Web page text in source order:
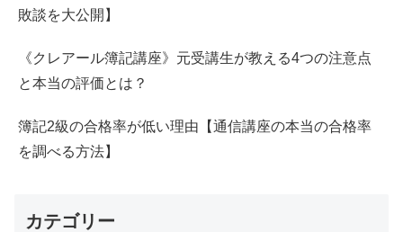
敗談を大公開】
《クレアール簿記講座》元受講生が教える4つの注意点
と本当の評価とは？
簿記2級の合格率が低い理由【通信講座の本当の合格率
を調べる方法】
カテゴリー